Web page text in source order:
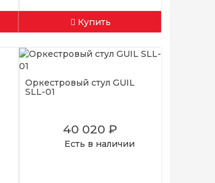
Купить
Оркестровый стул GUIL
SLL-01
40 020 ₽
Есть в наличии